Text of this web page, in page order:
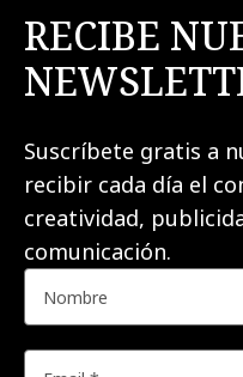
RECIBE
Suscríbete gratis a
recibir cada día el
creatividad,
comunicación.